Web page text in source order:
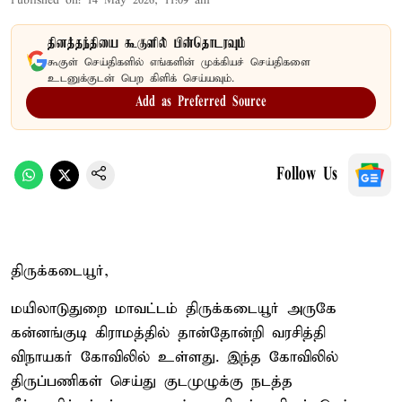
தினத்தந்தியை கூகுளில் பின்தொடரவும்
கூகுள் செய்திகளில் எங்களின் முக்கியச் செய்திகளை
உடனுக்குடன் பெற கிளிக் செய்யவும்.
Add as Preferred Source
Follow Us
திருக்கடையூர்,
மயிலாடுதுறை மாவட்டம் திருக்கடையூர் அருகே
கன்னங்குடி கிராமத்தில் தான்தோன்றி வரசித்தி
விநாயகர் கோவிலில் உள்ளது. இந்த கோவிலில்
திருப்பணிகள் செய்து குடமுழுக்கு நடத்த